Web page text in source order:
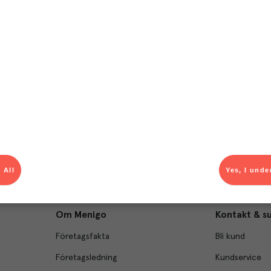
Om Menigo
Företagsfakta
Företagsledning
Kontakt &
Bli kund
Kundservice
Yes, I
All